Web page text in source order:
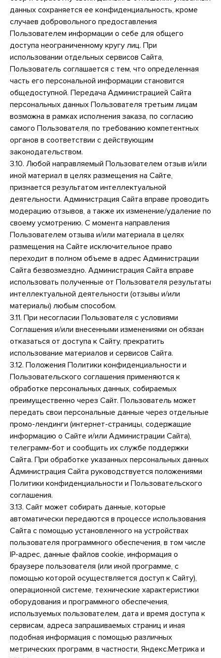
данных сохраняется ее конфиденциальность, кроме
случаев добровольного предоставления
Пользователем информации о себе для общего
доступа неограниченному кругу лиц. При
использовании отдельных сервисов Сайта,
Пользователь соглашается с тем, что определенная
часть его персональной информации становится
общедоступной. Передача Администрацией Сайта
персональных данных Пользователя третьим лицам
возможна в рамках исполнения заказа, по согласию
самого Пользователя, по требованию компетентных
органов в соответствии с действующим
законодательством.
3.10. Любой направляемый Пользователем отзыв и/или
иной материал в целях размещения на Сайте,
признается результатом интеллектуальной
деятельности. Администрация Сайта вправе проводить
модерацию отзывов, а также их изменение/удаление по
своему усмотрению. С момента направления
Пользователем отзыва и/или материала в целях
размещения на Сайте исключительное право
переходит в полном объеме в адрес Администрации
Сайта безвозмездно. Администрация Сайта вправе
использовать полученные от Пользователя результаты
интеллектуальной деятельности (отзывы и/или
материалы) любым способом.
3.11. При несогласии Пользователя с условиями
Соглашения и/или внесенными изменениями он обязан
отказаться от доступа к Сайту, прекратить
использование материалов и сервисов Сайта.
3.12. Положения Политики конфиденциальности и
Пользовательского соглашения применяются к
обработке персональных данных, собираемых
преимущественно через Сайт. Пользователь может
передать свои персональные данные через отдельные
промо-лендинги (интернет-страницы, содержащие
информацию о Сайте и/или Администрации Сайта),
телеграмм-бот и сообщить их службе поддержки
Сайта. При обработке указанных персональных данных
Администрация Сайта руководствуется положениями
Политики конфиденциальности и Пользовательского
соглашения.
3.13. Сайт может собирать данные, которые
автоматически передаются в процессе использования
Сайта с помощью установленного на устройствах
пользователя программного обеспечения, в том числе
IP-адрес, данные файлов cookie, информация о
браузере пользователя (или иной программе, с
помощью которой осуществляется доступ к Сайту),
операционной системе, технические характеристики
оборудования и программного обеспечения,
используемых пользователем, дата и время доступа к
сервисам, адреса запрашиваемых страниц и иная
подобная информация с помощью различных
метрических программ, в частности, Яндекс.Метрика и